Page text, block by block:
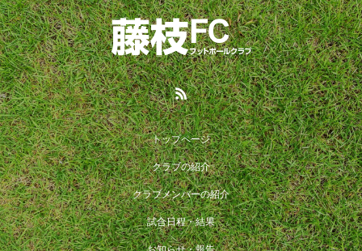
トップページ
クラブの紹介
クラブメンバーの紹介
試合日程・結果